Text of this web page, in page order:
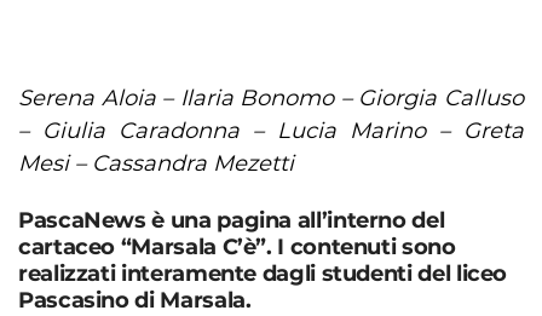
Serena Aloia – Ilaria Bonomo – Giorgia Calluso
– Giulia Caradonna – Lucia Marino – Greta
Mesi – Cassandra Mezetti
PascaNews è una pagina all’interno del
cartaceo “Marsala C’è”. I contenuti sono
realizzati interamente dagli studenti del liceo
Pascasino di Marsala.